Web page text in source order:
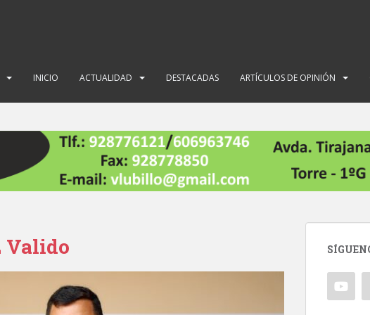
INICIO ACTUALIDAD DESTACADAS ARTÍCULOS DE OPINIÓN
Valido